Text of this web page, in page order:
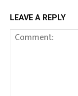
LEAVE A REPLY